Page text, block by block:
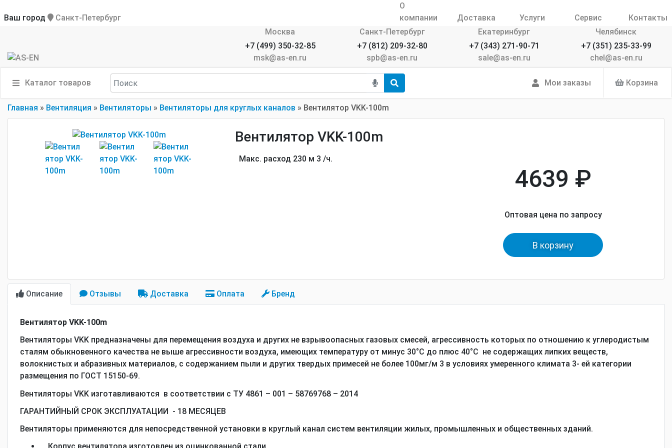
Ваш город Санкт-Петербург
О
компании
Доставка Услуги Сервис
Контакты
Москва
+7 (499) 350-32-85
msk@as-en.ru
Санкт-Петербург
+7 (812) 209-32-80
spb@as-en.ru
Екатеринбург
+7 (343) 271-90-71
sale@as-en.ru
Челябинск
+7 (351) 235-33-99
chel@as-en.ru
Каталог товаров Корзина
Мои заказы
Главная » Вентиляция » Вентиляторы » Вентиляторы для круглых каналов » Вентилятор VKK-100m
Вентилятор VKK-100m
Макс. расход 230 м 3 /ч.
4639 ₽
Оптовая цена по запросу
В корзину
Описание Отзывы Доставка Оплата Бренд
Вентилятор VKK-100m
Вентиляторы VKK предназначены для перемещения воздуха и других не взрывоопасных газовых смесей, агрессивность которых по отношению к углеродистым
сталям обыкновенного качества не выше агрессивности воздуха, имеющих температуру от минус 30°С до плюс 40°С не содержащих липких веществ,
волокнистых и абразивных материалов, с содержанием пыли и других твердых примесей не более 100мг/м 3 в условиях умеренного климата 3- ей категории
размещения по ГОСТ 15150-69.
Вентиляторы VKK изготавливаются в соответствии с ТУ 4861 – 001 – 58769768 – 2014
ГАРАНТИЙНЫЙ СРОК ЭКСПЛУАТАЦИИ - 18 МЕСЯЦЕВ
Вентиляторы применяются для непосредственной установки в круглый канал систем вентиляции жилых, промышленных и общественных зданий.